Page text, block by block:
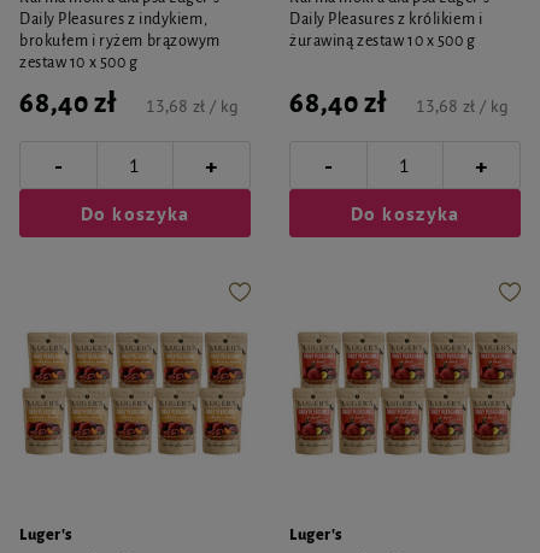
Daily Pleasures z indykiem,
brokułem i ryżem brązowym
zestaw 10 x 500 g
68,40 zł 13,68 zł / kg
- +
Do koszyka
Daily Pleasures z królikiem i
żurawiną zestaw 10 x 500 g
68,40 zł 13,68 zł / kg
- +
Do koszyka
Luger's
Luger's